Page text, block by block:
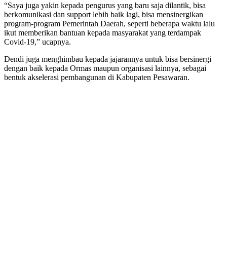
“Saya juga yakin kepada pengurus yang baru saja dilantik, bisa
berkomunikasi dan support lebih baik lagi, bisa mensinergikan
program-program Pemerintah Daerah, seperti beberapa waktu lalu
ikut memberikan bantuan kepada masyarakat yang terdampak
Covid-19,” ucapnya.
Dendi juga menghimbau kepada jajarannya untuk bisa bersinergi
dengan baik kepada Ormas maupun organisasi lainnya, sebagai
bentuk akselerasi pembangunan di Kabupaten Pesawaran.